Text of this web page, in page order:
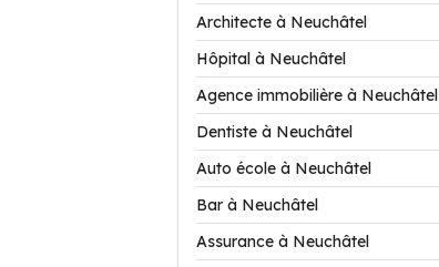
Architecte à Neuchâtel
Hôpital à Neuchâtel
Agence immobilière à Neuchâtel
Dentiste à Neuchâtel
Auto école à Neuchâtel
Bar à Neuchâtel
Assurance à Neuchâtel